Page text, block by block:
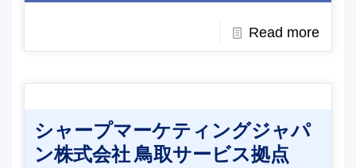
Read more
シャープマーケティングジャパ
ン株式会社 鳥取サービス拠点